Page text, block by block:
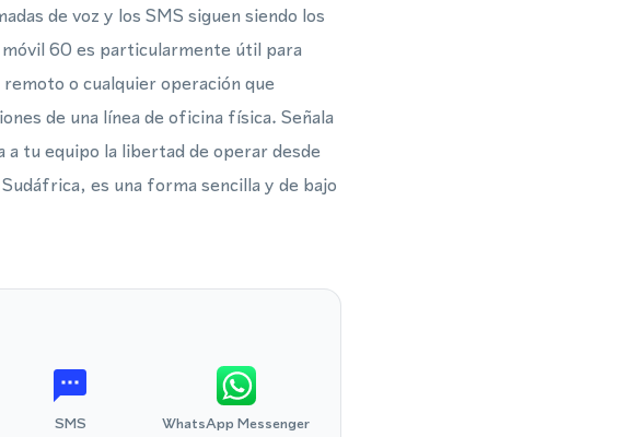
de voz y los SMS siguen siendo los
60 es particularmente útil para
o cualquier operación que
de una línea de oficina física. Señala
tu equipo la libertad de operar desde
es una forma sencilla y de bajo
SMS WhatsApp Messenger